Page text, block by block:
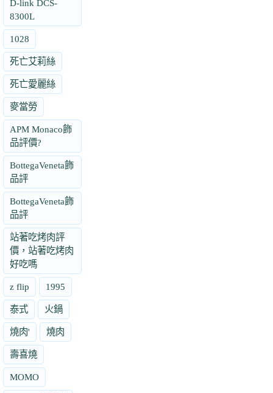
D-link DCS-
8300L
1028
死亡艾莉絲
死亡愛麗絲
麥當勞
APM Monaco飾
品評價?
BottegaVeneta飾
品評
BottegaVeneta飾
品評
站著吃烤肉評
價，站著吃烤肉
好吃嗎
z flip 1995
泰式 火鍋
燒肉' 燒肉
壽喜燒
MOMO